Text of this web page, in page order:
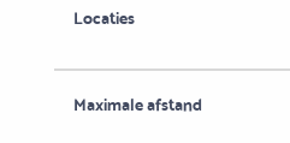
Locaties
Maximale afstand